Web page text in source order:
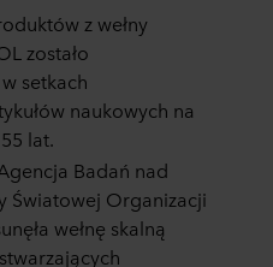
pliki cookie, linki
potencjalnych partnerów
pliku cookie na
Ty decydujesz, w jakich
mogą wykorzystywać
informacje o
cookie.
swoją zgodę w
w naszej witrynie.
z wełny
zostało
setkach
naukowych na
lat.
Badań nad
Światowej Organizacji
wełnę skalną